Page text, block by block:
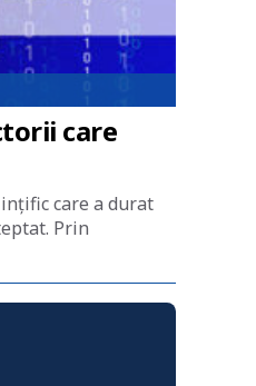
care
care a durat
Prin